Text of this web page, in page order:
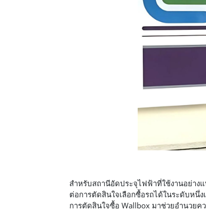
สำหรับสถานีอัดประจุไฟฟ้าที่ใช้งานอย่า
ต่อการตัดสินใจเลือกซื้อรถได้ในระดับหนึ่
การตัดสินใจซื้อ Wallbox มาช่วยอำนวยค